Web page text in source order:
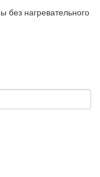
без нагревательного